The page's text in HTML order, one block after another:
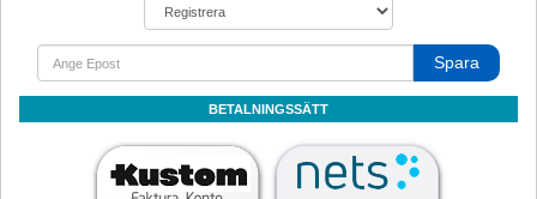
Spara
BETALNINGSSÄTT